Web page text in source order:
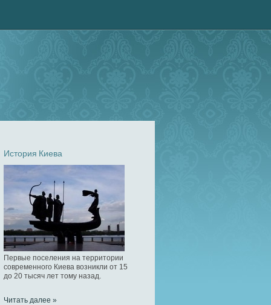
История Киева
Первые поселения на территории
современного Киева возникли от 15
до 20 тысяч лет тому назад.
Читать далее »